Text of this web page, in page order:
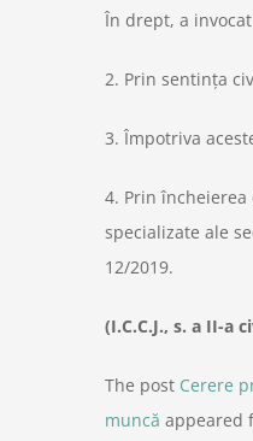
În drept, a
2. Prin sentinţa
3. Împotriva
4. Prin
specializate ale
12/2019.
(I.C.C.J., s. a II-a
The post Cerere
muncă appeared